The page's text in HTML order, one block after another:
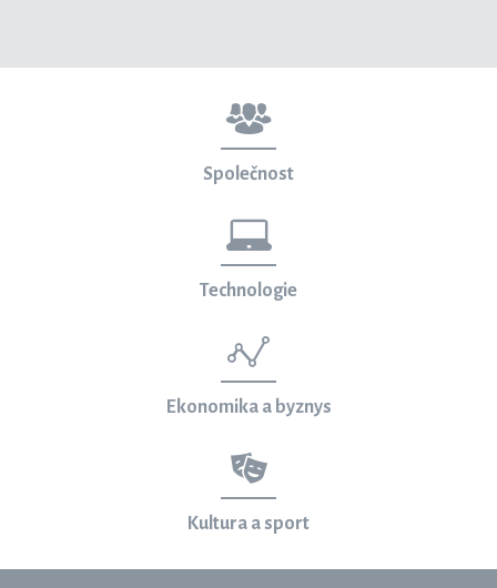
Společnost
Technologie
Ekonomika a byznys
Kultura a sport